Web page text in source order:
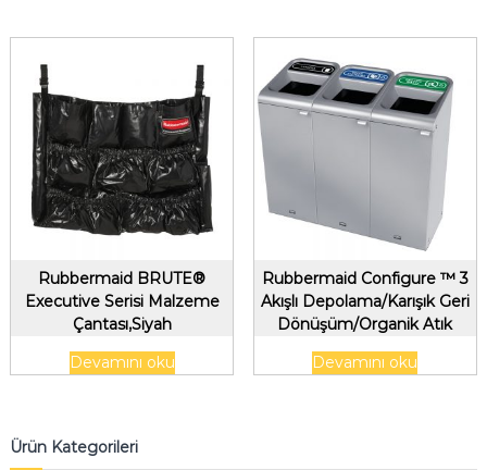
Rubbermaid BRUTE®
Executive Serisi Malzeme
Çantası,Siyah
Devamını oku
Rubbermaid Configure ™ 3
Akışlı Depolama/Karışık Geri
Dönüşüm/Organik Atık
Konteyneri,56Lt/15gal
Devamını oku
Ürün Kategorileri